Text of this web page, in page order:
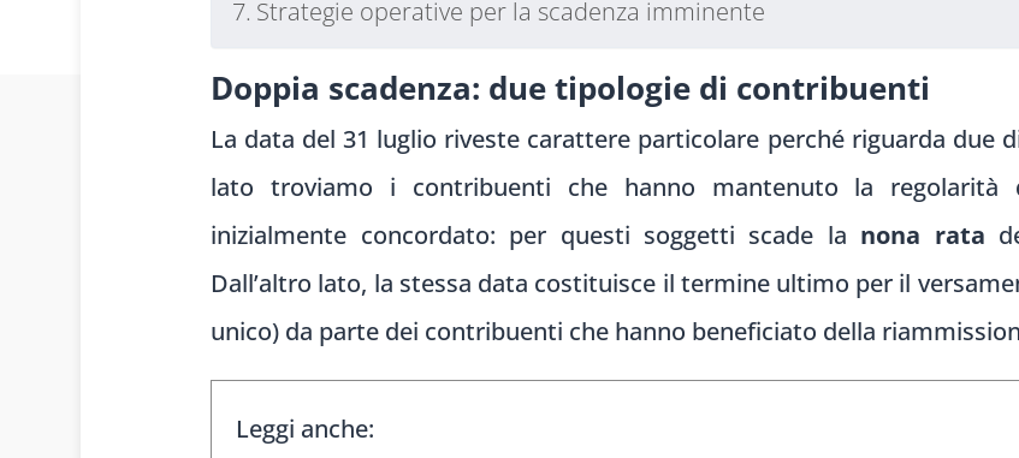
Strategie operative per la scadenza imminente
Doppia scadenza: due tipologie di contribuenti
La data del 31 luglio riveste carattere particolare perché riguarda due
lato troviamo i contribuenti che hanno mantenuto la regolarità
inizialmente concordato: per questi soggetti scade la nona rata
Dall’altro lato, la stessa data costituisce il termine ultimo per il
unico) da parte dei contribuenti che hanno beneficiato della
Leggi anche: